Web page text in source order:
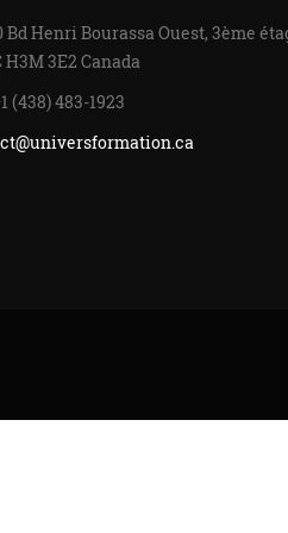
Bd Henri Bourassa Ouest, 3ème
3E2 Canada
(438) 483-1923